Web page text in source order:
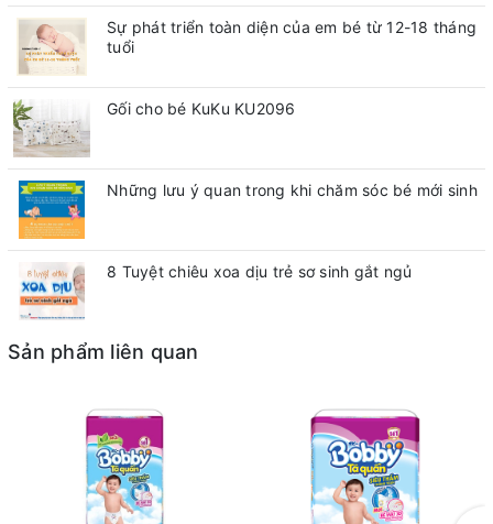
Sự phát triển toàn diện của em bé từ 12-18 tháng
tuổi
Gối cho bé KuKu KU2096
Những lưu ý quan trong khi chăm sóc bé mới sinh
8 Tuyệt chiêu xoa dịu trẻ sơ sinh gắt ngủ
Sản phẩm liên quan